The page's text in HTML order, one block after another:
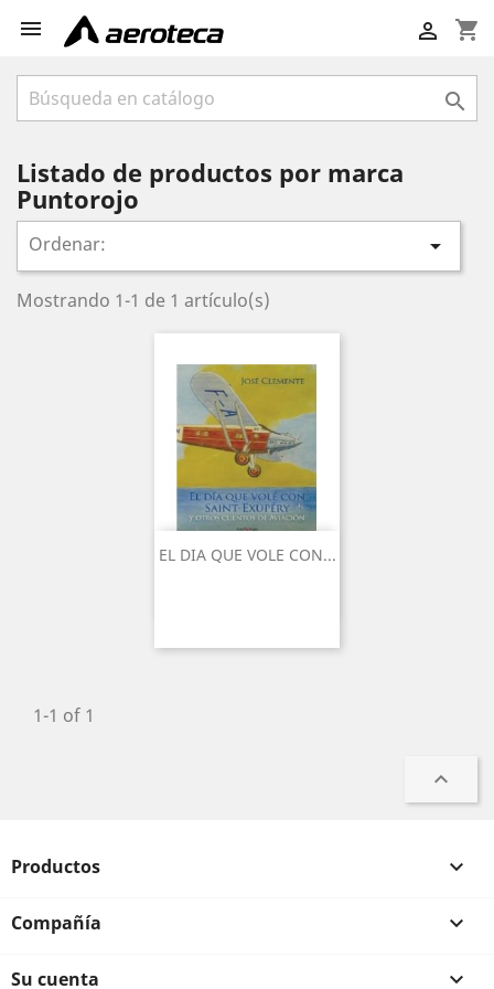
 shopping_cart


Listado de productos por marca
Puntorojo
Ordenar: 
Mostrando 1-1 de 1 artículo(s)
EL DIA QUE VOLE CON...
1-1 of 1

Productos 
Compañía 
Su cuenta 